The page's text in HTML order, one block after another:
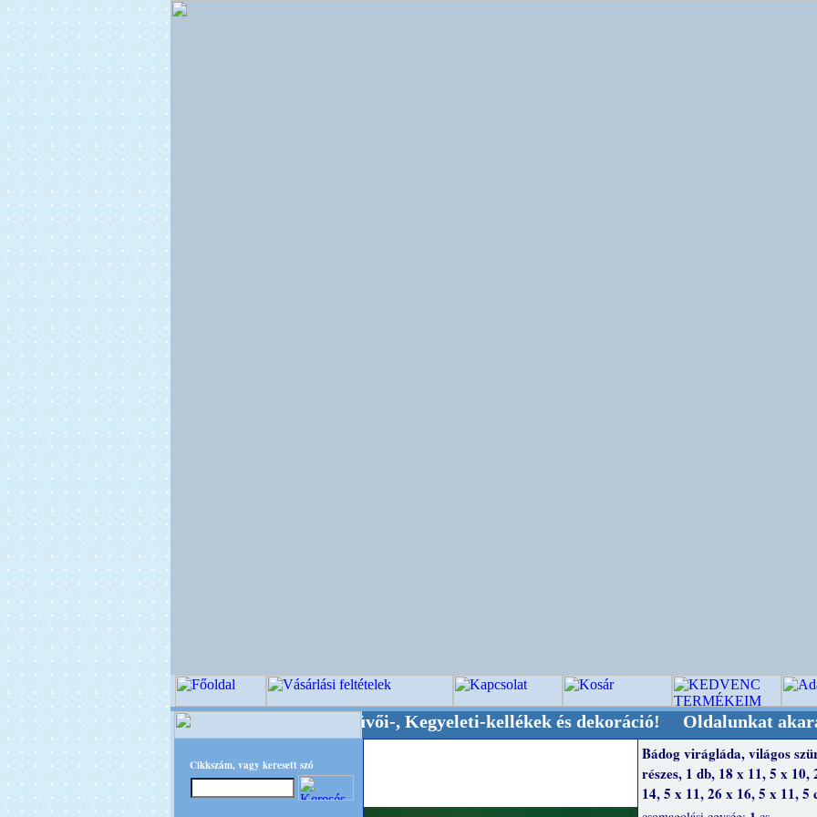
Cikkszám, vagy keresett szó
Minőségi Virágkötészeti-, Esküvői-, Kegyeleti-kellékek és dekoráció! Oldalunkat akarattal
Bádog virágláda, világos
részes, 1 db, 18 x 11, 5 x 10,
14, 5 x 11, 26 x 16, 5 x 11, 5